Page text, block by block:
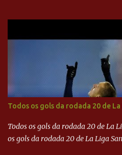
Todos os gols da rodada 20 de
Todos os gols da rodada 20 de La
os gols da rodada 20 de La Liga